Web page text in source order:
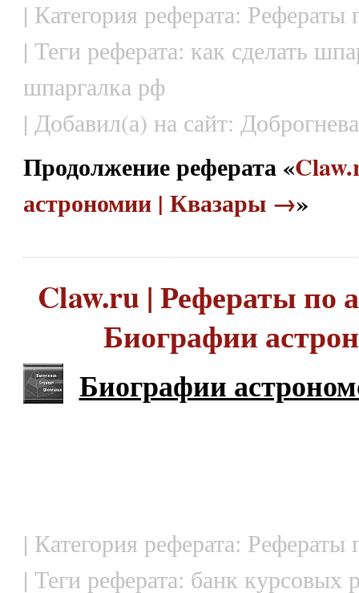
| Категория реферата: Рефераты
| Теги реферата: как сделать
шпаргалка рф
| Добавил(а) на сайт:
Продолжение реферата «
астрономии | Квазары →»
Claw.ru | Рефераты по
Биографии
Биографии
| Категория реферата: Рефераты
| Теги реферата: банк курсовых